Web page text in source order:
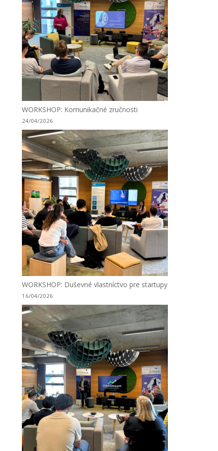
WORKSHOP: Komunikačné zručnosti
24/04/2026
WORKSHOP: Duševné vlastníctvo pre startupy
16/04/2026